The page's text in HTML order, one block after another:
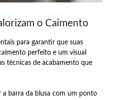
o Caimento
para garantir que suas
perfeito e um visual
técnicas de acabamento que
a barra da blusa com um ponto